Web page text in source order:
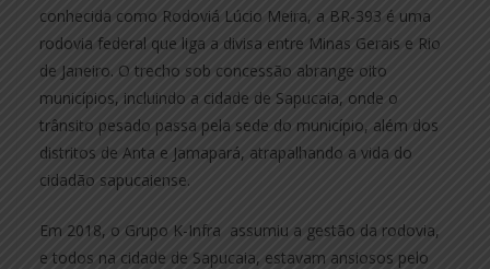
conhecida como Rodoviá Lúcio Meira, a BR-393 é uma
rodovia federal que liga a divisa entre Minas Gerais e Rio
de Janeiro. O trecho sob concessão abrange oito
municípios, incluindo a cidade de Sapucaia, onde o
trânsito pesado passa pela sede do município, além dos
distritos de Anta e Jamapará, atrapalhando a vida do
cidadão sapucaiense.
Em 2018, o Grupo K-Infra assumiu a gestão da rodovia,
e todos na cidade de Sapucaia, estavam ansiosos pelo